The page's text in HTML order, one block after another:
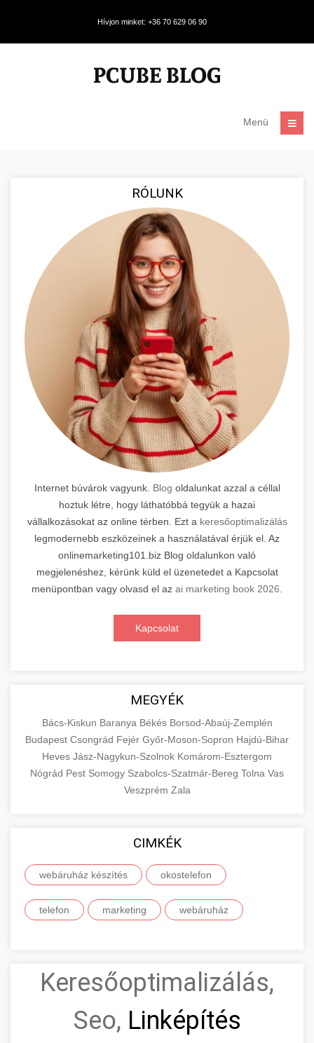
Hívjon minket: +36 70 629 06 90
Menü
RÓLUNK
Internet búvárok vagyunk. Blog oldalunkat azzal a céllal
hoztuk létre, hogy láthatóbbá tegyük a hazai
vállalkozásokat az online térben. Ezt a keresőoptimalizálás
legmodernebb eszközeinek a használatával érjük el. Az
onlinemarketing101.biz Blog oldalunkon való
megjelenéshez, kérünk küld el üzenetedet a Kapcsolat
menüpontban vagy olvasd el az ai marketing book 2026
Kapcsolat
MEGYÉK
Bács-Kiskun Baranya Békés Borsod-Abaúj-Zemplén
Budapest Csongrád Fejér Győr-Moson-Sopron Hajdú-Bihar
Heves Jász-Nagykun-Szolnok Komárom-Esztergom
Nógrád Pest Somogy Szabolcs-Szatmár-Bereg Tolna Vas
Veszprém Zala
CIMKÉK
webáruház készítés okostelefon
telefon marketing webáruház
Keresőoptimalizálás,
Seo, Linképítés